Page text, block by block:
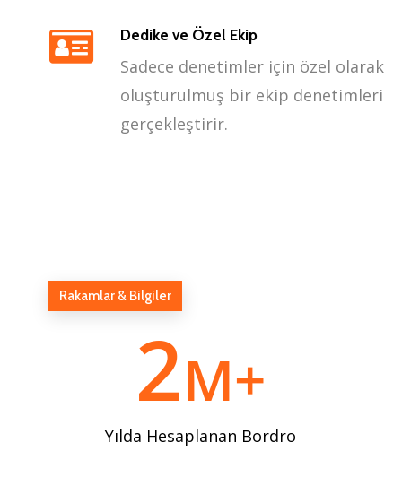
Dedike ve Özel Ekip
Sadece denetimler için özel olarak
oluşturulmuş bir ekip denetimleri
gerçekleştirir.
Rakamlar & Bilgiler
2M+
Yılda Hesaplanan Bordro